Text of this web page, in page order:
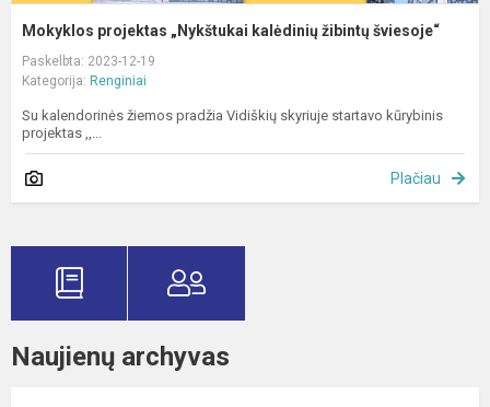
Mokyklos projektas „Nykštukai kalėdinių žibintų šviesoje“
Paskelbta: 2023-12-19
Kategorija: Renginiai
Su kalendorinės žiemos pradžia Vidiškių skyriuje startavo kūrybinis
projektas ,,...
Plačiau
Naujienų archyvas